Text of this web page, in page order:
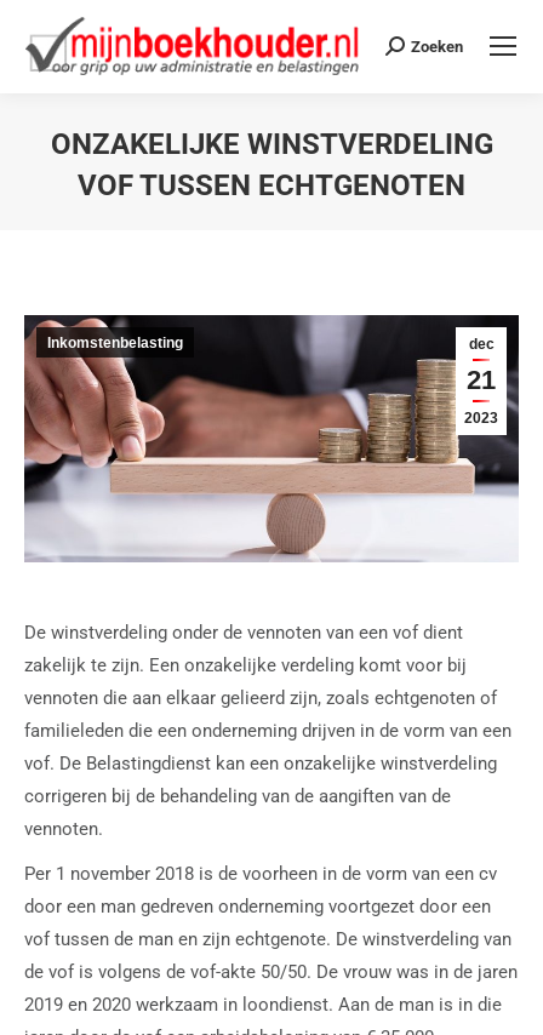
Zoeken
ONZAKELIJKE WINSTVERDELING
VOF TUSSEN ECHTGENOTEN
dec
21
2023
Inkomstenbelasting
De winstverdeling onder de vennoten van een vof dient
zakelijk te zijn. Een onzakelijke verdeling komt voor bij
vennoten die aan elkaar gelieerd zijn, zoals echtgenoten of
familieleden die een onderneming drijven in de vorm van een
vof. De Belastingdienst kan een onzakelijke winstverdeling
corrigeren bij de behandeling van de aangiften van de
vennoten.
Per 1 november 2018 is de voorheen in de vorm van een cv
door een man gedreven onderneming voortgezet door een
vof tussen de man en zijn echtgenote. De winstverdeling van
de vof is volgens de vof-akte 50/50. De vrouw was in de jaren
2019 en 2020 werkzaam in loondienst. Aan de man is in die